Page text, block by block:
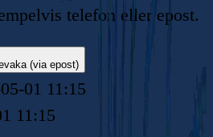
telefon eller epost.
(via epost)
01 11:15
11:15